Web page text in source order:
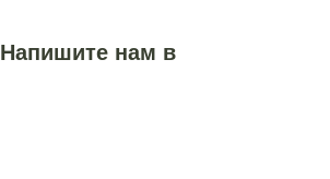
нам в